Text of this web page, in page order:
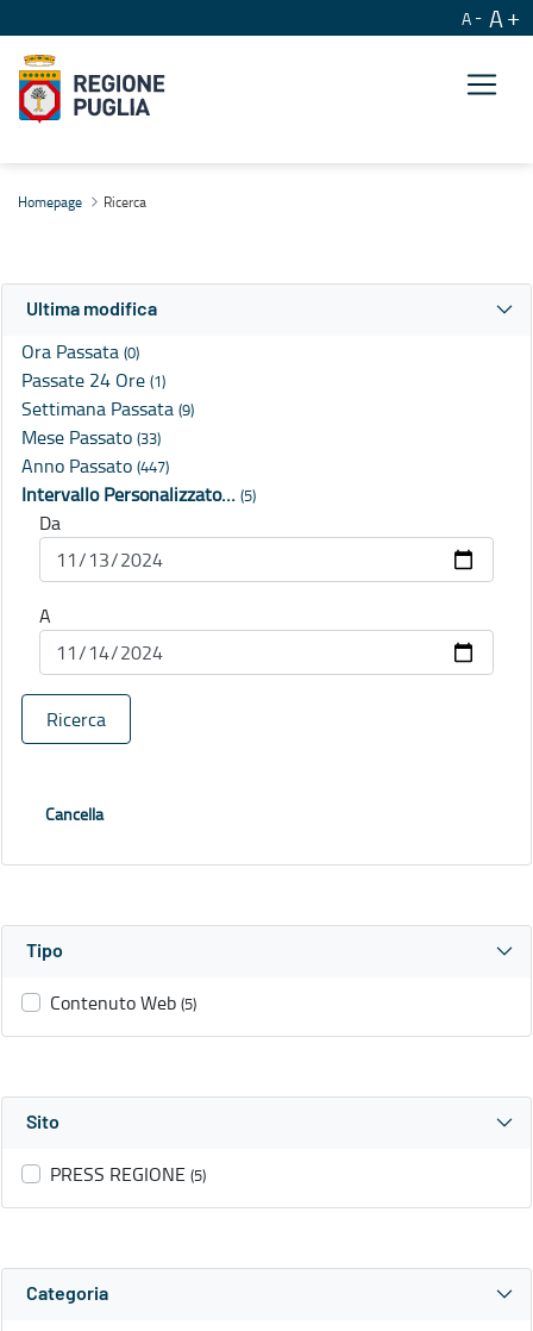
A A
Homepage Ricerca
Ultima modifica
Ora Passata (0)
Passate 24 Ore (1)
Settimana Passata (9)
Mese Passato (33)
Anno Passato (447)
Intervallo Personalizzato… (5)
Da
A
Ricerca
Cancella
Tipo
Contenuto Web (5)
Sito
PRESS REGIONE (5)
Categoria